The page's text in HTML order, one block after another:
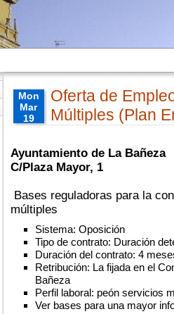
Mon
Mar
19
2018
Mon
Mar 19
2018
Mon Mar
19
CET
2018
Oferta de
Múltiples (Plan
Ayuntamiento de La Bañeza
C/Plaza Mayor, 1
Bases reguladoras para la
múltiples
Sistema: Oposición
Tipo de contrato: Duración
Duración del contrato: 4
Retribución: La fijada en el
Bañeza
Perfil laboral: peón servicios
Ver bases para una mayor